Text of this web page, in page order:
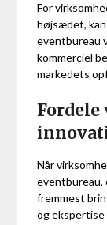
For
højsædet,
eventbureau
kommerciel
markedets
Fordele
Når
eventbureau,
fremmest
og